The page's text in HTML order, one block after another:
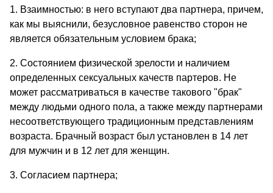
1. Взаимностью: в него вступают два партнера, причем,
как мы выяснили, безусловное равенство сторон не
является обязательным условием брака;
2. Состоянием физической зрелости и наличием
определенных сексуальных качеств партеров. Не
может рассматриваться в качестве такового "брак"
между людьми одного пола, а также между партнерами
несоответствующего традиционным представлениям
возраста. Брачный возраст был установлен в 14 лет
для мужчин и в 12 лет для женщин.
3. Согласием партнера;